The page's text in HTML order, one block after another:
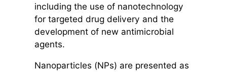
including the use of nanotechnology
for targeted drug delivery and the
development of new antimicrobial
agents.
Nanoparticles (NPs) are presented as